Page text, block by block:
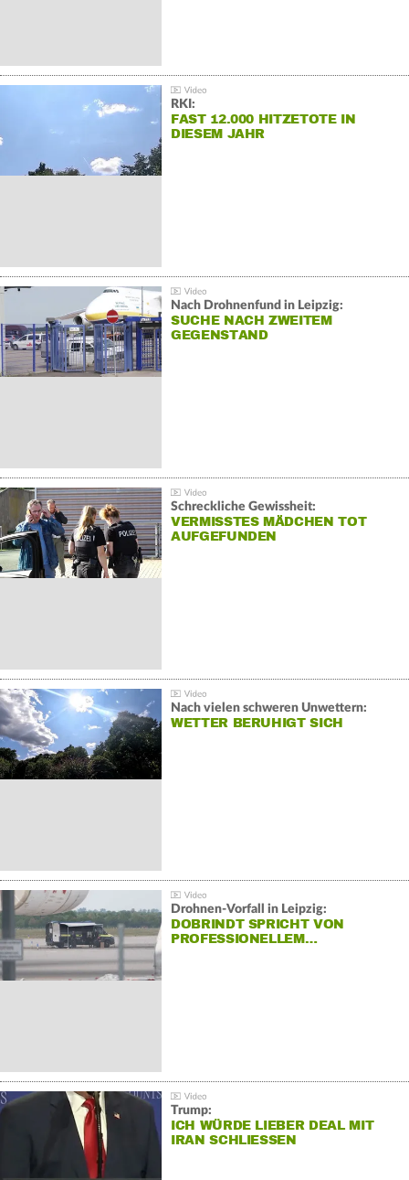
RKI:
FAST 12.000 HITZETOTE IN
DIESEM JAHR
Nach Drohnenfund in Leipzig:
SUCHE NACH ZWEITEM
GEGENSTAND
Schreckliche Gewissheit:
VERMISSTES MÄDCHEN TOT
AUFGEFUNDEN
Nach vielen schweren Unwettern:
WETTER BERUHIGT SICH
Drohnen-Vorfall in Leipzig:
DOBRINDT SPRICHT VON
PROFESSIONELLEM…
Trump:
ICH WÜRDE LIEBER DEAL MIT
IRAN SCHLIESSEN